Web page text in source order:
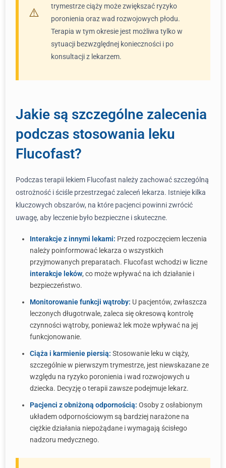
trymestrze ciąży może zwiększać ryzyko
poronienia oraz wad rozwojowych płodu.
Terapia w tym okresie jest możliwa tylko w
sytuacji bezwzględnej konieczności i po
konsultacji z lekarzem.
Jakie są szczególne zalecenia
podczas stosowania leku
Flucofast?
Podczas terapii lekiem Flucofast należy zachować szczególną
ostrożność i ściśle przestrzegać zaleceń lekarza. Istnieje kilka
kluczowych obszarów, na które pacjenci powinni zwrócić
uwagę, aby leczenie było bezpieczne i skuteczne.
Interakcje z innymi lekami: Przed rozpoczęciem leczenia
należy poinformować lekarza o wszystkich
przyjmowanych preparatach. Flucofast wchodzi w liczne
interakcje leków, co może wpływać na ich działanie i
bezpieczeństwo.
Monitorowanie funkcji wątroby: U pacjentów, zwłaszcza
leczonych długotrwale, zaleca się okresową kontrolę
czynności wątroby, ponieważ lek może wpływać na jej
funkcjonowanie.
Ciąża i karmienie piersią: Stosowanie leku w ciąży,
szczególnie w pierwszym trymestrze, jest niewskazane ze
względu na ryzyko poronienia i wad rozwojowych u
dziecka. Decyzję o terapii zawsze podejmuje lekarz.
Pacjenci z obniżoną odpornością: Osoby z osłabionym
układem odpornościowym są bardziej narażone na
ciężkie działania niepożądane i wymagają ścisłego
nadzoru medycznego.